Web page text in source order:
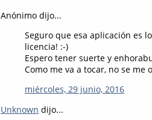
Anónimo dijo...
Seguro que esa aplicación es
licencia! :-)
Espero tener suerte y
Como me va a tocar, no se
miércoles, 29 junio, 2016
Unknown dijo...